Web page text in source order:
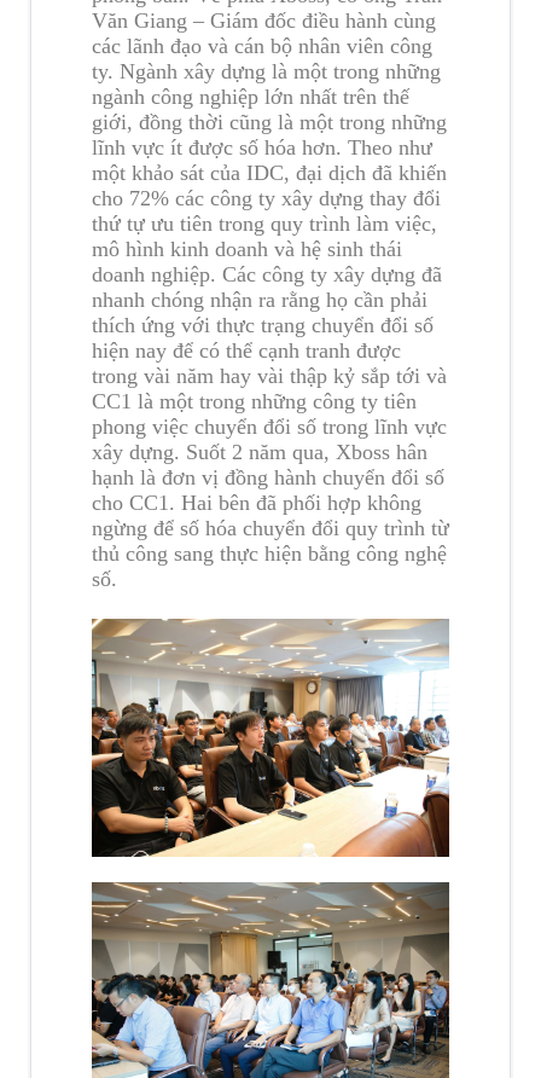
Văn Giang – Giám đốc điều hành cùng
các lãnh đạo và cán bộ nhân viên công
ty. Ngành xây dựng là một trong những
ngành công nghiệp lớn nhất trên thế
giới, đồng thời cũng là một trong những
lĩnh vực ít được số hóa hơn. Theo như
một khảo sát của IDC, đại dịch đã khiến
cho 72% các công ty xây dựng thay đổi
thứ tự ưu tiên trong quy trình làm việc,
mô hình kinh doanh và hệ sinh thái
doanh nghiệp. Các công ty xây dựng đã
nhanh chóng nhận ra rằng họ cần phải
thích ứng với thực trạng chuyển đổi số
hiện nay để có thể cạnh tranh được
trong vài năm hay vài thập kỷ sắp tới và
CC1 là một trong những công ty tiên
phong việc chuyển đổi số trong lĩnh vực
xây dựng. Suốt 2 năm qua, Xboss hân
hạnh là đơn vị đồng hành chuyển đổi số
cho CC1. Hai bên đã phối hợp không
ngừng để số hóa chuyển đổi quy trình từ
thủ công sang thực hiện bằng công nghệ
số.